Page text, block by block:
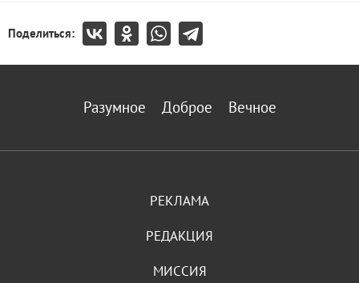
Поделиться:
Разумное Доброе Вечное
РЕКЛАМА
РЕДАКЦИЯ
МИССИЯ